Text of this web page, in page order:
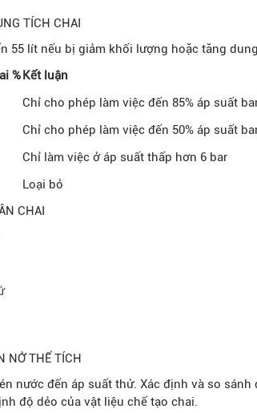
TÍCH CHAI
55 lít nếu bị giảm khối lượng hoặc tăng
%Kết luận
Chỉ cho phép làm việc đến 85% áp suất
Chỉ cho phép làm việc đến 50% áp suất
Chỉ làm việc ở áp suất thấp hơn 6 bar
Loại bỏ
CHAI
NỞ THỂ TÍCH
nước đến áp suất thử. Xác định và so
độ dẻo của vật liệu chế tạo chai.